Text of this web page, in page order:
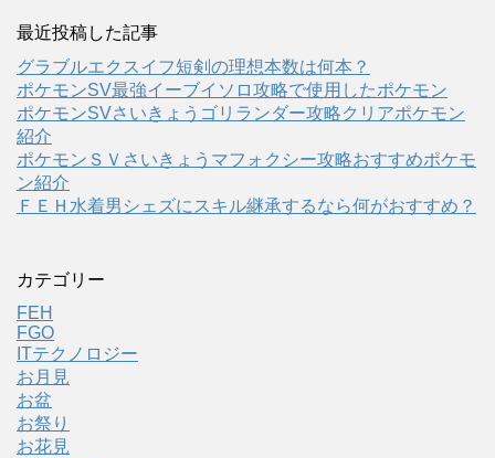
最近投稿した記事
グラブルエクスイフ短剣の理想本数は何本？
ポケモンSV最強イーブイソロ攻略で使用したポケモン
ポケモンSVさいきょうゴリランダー攻略クリアポケモン
紹介
ポケモンＳＶさいきょうマフォクシー攻略おすすめポケモ
ン紹介
ＦＥＨ水着男シェズにスキル継承するなら何がおすすめ？
カテゴリー
FEH
FGO
ITテクノロジー
お月見
お盆
お祭り
お花見